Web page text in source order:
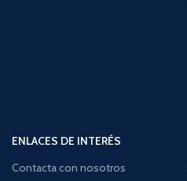
ENLACES DE INTERÉS
Contacta con nosotros